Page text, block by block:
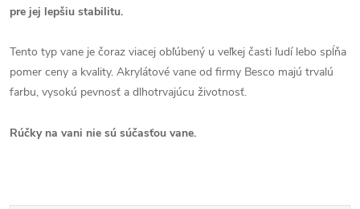
pre jej lepšiu stabilitu.
Tento typ vane je čoraz viacej obľúbený u veľkej časti ľudí lebo spĺňa
pomer ceny a kvality. Akrylátové vane od firmy Besco majú trvalú
farbu, vysokú pevnosť a dlhotrvajúcu životnosť.
Rúčky na vani nie sú súčasťou vane.